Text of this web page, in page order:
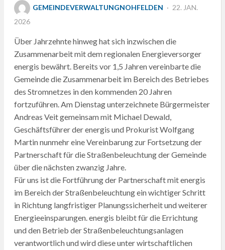
GEMEINDEVERWALTUNGNOHFELDEN
POSTED
22. JAN.
2026
Über Jahrzehnte hinweg hat sich inzwischen die
Zusammenarbeit mit dem regionalen Energieversorger
energis bewährt. Bereits vor 1,5 Jahren vereinbarte die
Gemeinde die Zusammenarbeit im Bereich des Betriebes
des Stromnetzes in den kommenden 20 Jahren
fortzuführen. Am Dienstag unterzeichnete Bürgermeister
Andreas Veit gemeinsam mit Michael Dewald,
Geschäftsführer der energis und Prokurist Wolfgang
Martin nunmehr eine Vereinbarung zur Fortsetzung der
Partnerschaft für die Straßenbeleuchtung der Gemeinde
über die nächsten zwanzig Jahre.
Für uns ist die Fortführung der Partnerschaft mit energis
im Bereich der Straßenbeleuchtung ein wichtiger Schritt
in Richtung langfristiger Planungssicherheit und weiterer
Energieeinsparungen. energis bleibt für die Errichtung
und den Betrieb der Straßenbeleuchtungsanlagen
verantwortlich und wird diese unter wirtschaftlichen